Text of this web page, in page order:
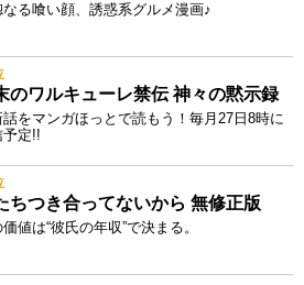
なる喰い顔、誘惑系グルメ漫画♪
のワルキューレ禁伝 神々の黙示録
話をマンガほっとで読もう！毎月27日8時に
予定!!
ちつき合ってないから 無修正版
値は“彼氏の年収”で決まる。